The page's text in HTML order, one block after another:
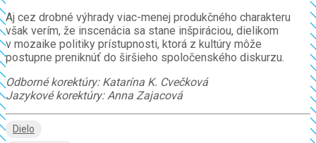
Aj cez drobné výhrady viac-menej produkčného charakteru
však verím, že inscenácia sa stane inšpiráciou, dielikom
v mozaike politiky prístupnosti, ktorá z kultúry môže
postupne preniknúť do širšieho spoločenského diskurzu.
Odborné korektúry: Katarína K. Cvečková
Jazykové korektúry: Anna Zajacová
Dielo